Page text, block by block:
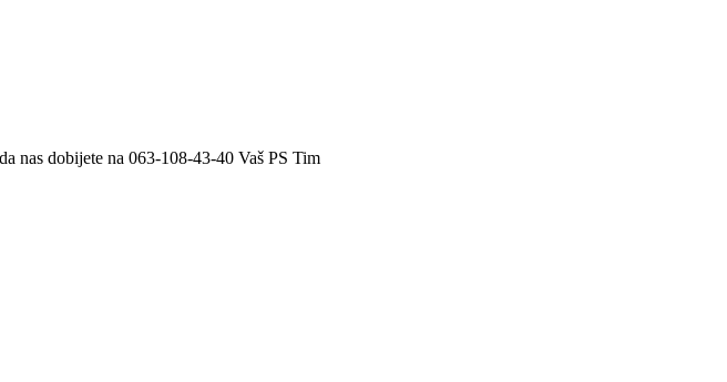
nas dobijete na 063-108-43-40 Vaš PS Tim